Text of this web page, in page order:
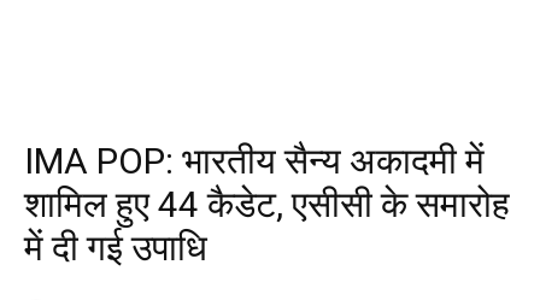
IMA POP: भारतीय सैन्य अकादमी में
शामिल हुए 44 कैडेट, एसीसी के समारोह
में दी गई उपाधि